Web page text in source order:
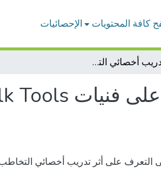
كافة المحتويات الإحصائيات
أثر برنامج لتدريب أخصائي التخاطب على فنيات Talk Tools في تنمية مهارات التواصل لدى الأطفال التوحديين